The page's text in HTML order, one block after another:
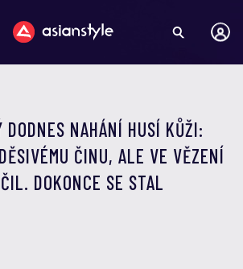
DODNES NAHÁNÍ HUSÍ KŮŽI:
ČINU, ALE VE VĚZENÍ
DOKONCE SE STAL